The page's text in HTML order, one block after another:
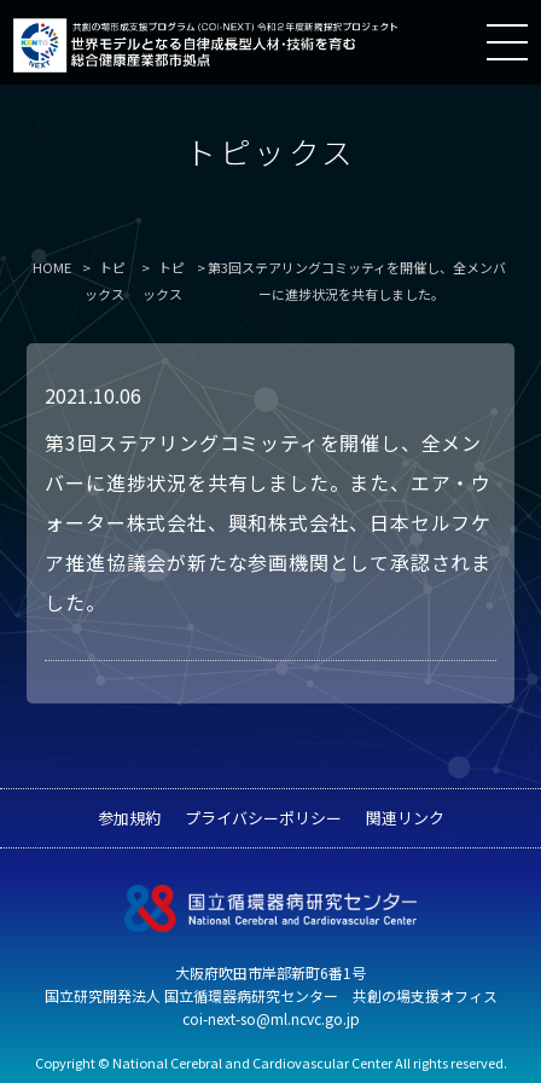
トピックス
HOME
トピ
ックス
トピ
ックス
第3回ステアリングコミッティを開催し、全メンバ
ーに進捗状況を共有しました。
2021.10.06
第3回ステアリングコミッティを開催し、全メン
バーに進捗状況を共有しました。また、エア・ウ
ォーター株式会社、興和株式会社、日本セルフケ
ア推進協議会が新たな参画機関として承認されま
した。
参加規約 プライバシーポリシー 関連リンク
大阪府吹田市岸部新町6番1号
国立研究開発法人 国立循環器病研究センター 共創の場支援オフィス
coi-next-so@ml.ncvc.go.jp
Copyright © National Cerebral and Cardiovascular Center All rights reserved.